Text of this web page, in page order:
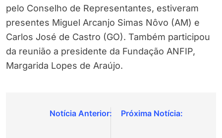
pelo Conselho de Representantes, estiveram
presentes Miguel Arcanjo Simas Nôvo (AM) e
Carlos José de Castro (GO). Também participou
da reunião a presidente da Fundação ANFIP,
Margarida Lopes de Araújo.
Navegação